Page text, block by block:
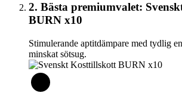
2. Bästa premiumvalet:
BURN x10
Stimulerande aptitdämpare med tydlig
minskat sötsug.